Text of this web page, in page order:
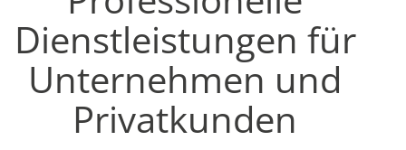
Dienstleistungen für
Unternehmen und
Privatkunden